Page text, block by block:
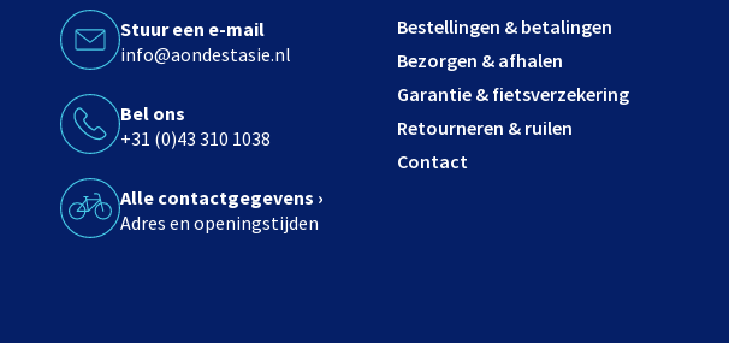
Stuur een e-mail
info@aondestasie.nl
Bel ons
+31 (0)43 310 1038
Alle contactgegevens ›
Adres en openingstijden
Bestellingen & betalingen
Bezorgen & afhalen
Garantie & fietsverzekering
Retourneren & ruilen
Contact